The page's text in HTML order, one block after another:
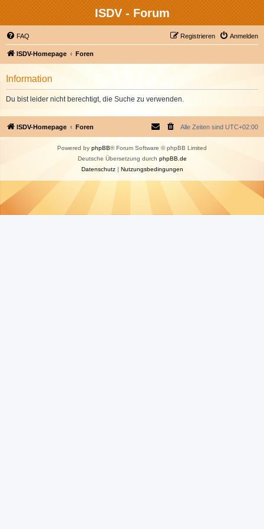
ISDV - Forum
FAQ Anmelden
Registrieren
ISDV-Homepage Foren
Information
Du bist leider nicht berechtigt, die Suche zu verwenden.
ISDV-Homepage Foren Alle Zeiten sind UTC+02:00
Powered by phpBB® Forum Software © phpBB Limited
Deutsche Übersetzung durch phpBB.de
Datenschutz| Nutzungsbedingungen